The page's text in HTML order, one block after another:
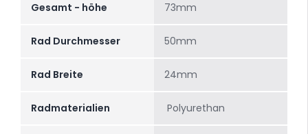
Gesamt - höhe 73mm
Rad Durchmesser 50mm
Rad Breite 24mm
Radmaterialien Polyurethan